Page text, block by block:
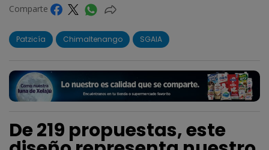
Comparte
Patzicía Chimaltenango SGAIA
De 219 propuestas, este